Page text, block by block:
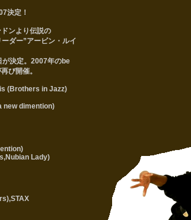
決定！
ンより伝説の
ダー”アービン・ルイ
決定。2007年のbe
び開催。
(Brothers in Jazz)
new dimention)
Lady)